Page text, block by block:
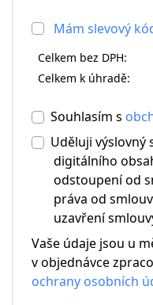
Mám slevový
Celkem bez DPH:
Celkem k úhradě:
Souhlasím s
Uděluji výslovný
digitálního
odstoupení od
práva od
uzavření
Vaše údaje jsou u
v objednávce
ochrany osobních